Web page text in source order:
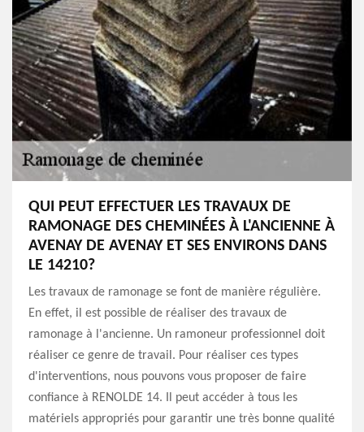
QUI PEUT EFFECTUER LES TRAVAUX DE
RAMONAGE DES CHEMINÉES À L'ANCIENNE À
AVENAY DE AVENAY ET SES ENVIRONS DANS
LE 14210?
Les travaux de ramonage se font de manière régulière.
En effet, il est possible de réaliser des travaux de
ramonage à l'ancienne. Un ramoneur professionnel doit
réaliser ce genre de travail. Pour réaliser ces types
d'interventions, nous pouvons vous proposer de faire
confiance à RENOLDE 14. Il peut accéder à tous les
matériels appropriés pour garantir une très bonne qualité